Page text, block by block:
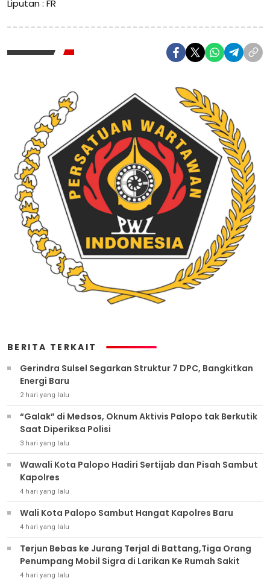
Liputan : FR
BERITA TERKAIT
Gerindra Sulsel Segarkan Struktur 7 DPC, Bangkitkan
Energi Baru
2 hari yang lalu
“Galak” di Medsos, Oknum Aktivis Palopo tak Berkutik
Saat Diperiksa Polisi
3 hari yang lalu
Wawali Kota Palopo Hadiri Sertijab dan Pisah Sambut
Kapolres
4 hari yang lalu
Wali Kota Palopo Sambut Hangat Kapolres Baru
4 hari yang lalu
Terjun Bebas ke Jurang Terjal di Battang,Tiga Orang
Penumpang Mobil Sigra di Larikan Ke Rumah Sakit
4 hari yang lalu